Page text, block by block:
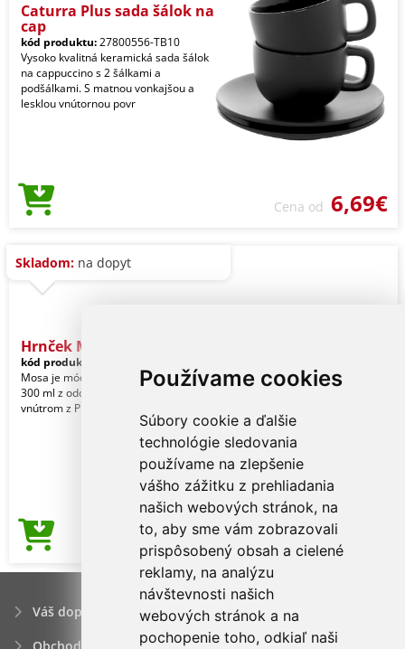
Používame cookies
Súbory cookie a ďalšie
technológie sledovania
používame na zlepšenie
vášho zážitku z prehliadania
našich webových stránok, na
to, aby sme vám zobrazovali
prispôsobený obsah a cielené
reklamy, na analýzu
návštevnosti našich
webových stránok a na
pochopenie toho, odkiaľ naši
Caturra Plus sada šálok na
cap
kód produktu:27800556-TB10
Vysoko kvalitná keramická sada šálok
na cappuccino s 2 šálkami a
podšálkami. S matnou vonkajšou a
lesklou vnútornou povr
Cena od 6,69€
Skladom: na dopyt
Hrnček Mosa, šedá
kód produktu:
Mosa je módny hrnček s objemom
300 ml z odolnej nerez ocele 201 a
vnútrom z PP. Ochranný vzor®
Cena od 8,82€
Váš dopyt